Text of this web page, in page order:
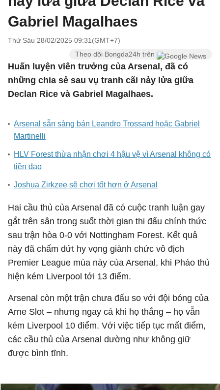
Gabriel Magalhaes
Thứ Sáu 28/02/2025 09:31(GMT+7)
Theo dõi Bongda24h trên
Huấn luyện viên trưởng của Arsenal, đã có
những chia sẻ sau vụ tranh cãi nảy lửa giữa
Declan Rice và Gabriel Magalhaes.
Arsenal sẵn sàng bán Leandro Trossard hoặc Gabriel
Martinelli
HLV Forest thừa nhận chơi 4 hậu vệ vì Arsenal không có
tiền đạo
Joshua Zirkzee sẽ chơi tốt hơn ở Arsenal
Hai cầu thủ của Arsenal đã có cuộc tranh luận gay
gắt trên sân trong suốt thời gian thi đấu chính thức
sau trận hòa 0-0 với Nottingham Forest. Kết quả
này đã chấm dứt hy vọng giành chức vô địch
Premier League mùa này của Arsenal, khi Pháo thủ
hiện kém Liverpool tới 13 điểm.
Arsenal còn một trận chưa đấu so với đội bóng của
Arne Slot – nhưng ngay cả khi họ thắng – họ vẫn
kém Liverpool 10 điểm. Với việc tiếp tục mất điểm,
các cầu thủ của Arsenal dường như không giữ
được bình tĩnh.